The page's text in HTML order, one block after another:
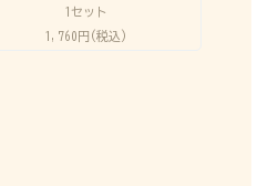
1セット
1,760円(税込)